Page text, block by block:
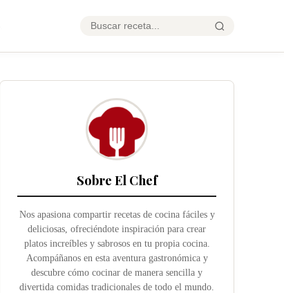
Sobre El Chef
Nos apasiona compartir recetas de cocina fáciles y
deliciosas, ofreciéndote inspiración para crear
platos increíbles y sabrosos en tu propia cocina.
Acompáñanos en esta aventura gastronómica y
descubre cómo cocinar de manera sencilla y
divertida comidas tradicionales de todo el mundo.